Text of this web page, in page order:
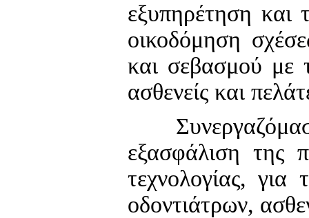
εξυπηρέτηση και
οικοδόμηση
και σεβασμού με
ασθενείς και
εξασφάλιση της
τεχνολογίας,
οδοντιάτρων,